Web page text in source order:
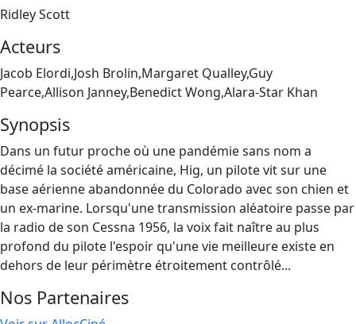
Ridley Scott
Acteurs
Jacob Elordi,Josh Brolin,Margaret Qualley,Guy
Pearce,Allison Janney,Benedict Wong,Alara-Star Khan
Synopsis
Dans un futur proche où une pandémie sans nom a
décimé la société américaine, Hig, un pilote vit sur une
base aérienne abandonnée du Colorado avec son chien et
un ex-marine. Lorsqu'une transmission aléatoire passe par
la radio de son Cessna 1956, la voix fait naître au plus
profond du pilote l'espoir qu'une vie meilleure existe en
dehors de leur périmètre étroitement contrôlé...
Nos Partenaires